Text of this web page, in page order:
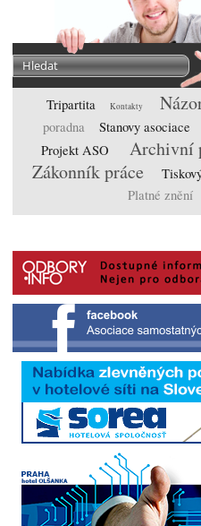
Tripartita Kontakty
poradna
Stanovy asociace
Projekt ASO
Archivní
Zákonník práce
Platné znění